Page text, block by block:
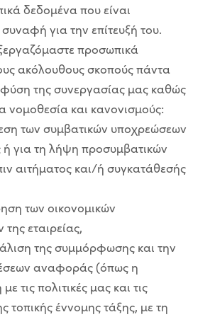
δεδομένα που είναι
για την επίτευξή του.
προσωπικά
ακόλουθους σκοπούς πάντα
της συνεργασίας μας καθώς
νομοθεσία και κανονισμούς:
των συμβατικών υποχρεώσεων
ή για τη λήψη προσυμβατικών
αιτήματος και/ή συγκατάθεσής
των οικονομικών
εταιρείας,
της συμμόρφωσης και την
αναφοράς (όπως η
τις πολιτικές μας και τις
τοπικής έννομης τάξης, με τη